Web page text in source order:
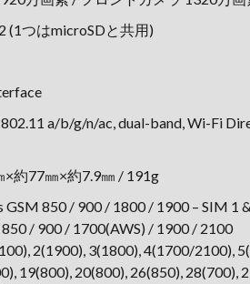
(1つはmicroSDと共用)
a/b/g/n/ac, dual-band, Wi-Fi
77㎜×約7.9㎜ / 191g
850 / 900 / 1800 / 1900 – SIM 1
/ 900 / 1700(AWS) / 1900 / 2100
2(1900), 3(1800), 4(1700/2100),
19(800), 20(800), 26(850), 28(700),